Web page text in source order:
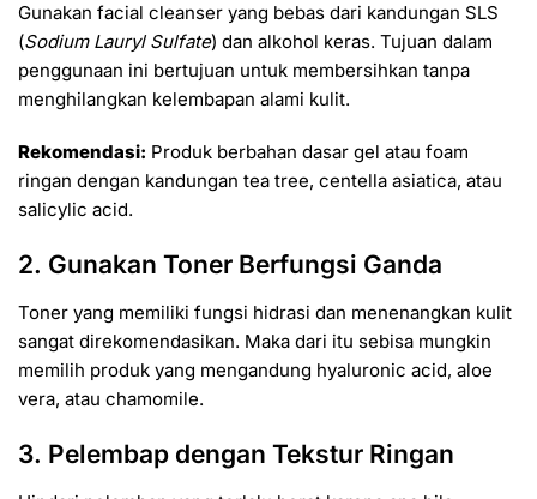
Gunakan facial cleanser yang bebas dari kandungan SLS
(Sodium Lauryl Sulfate) dan alkohol keras. Tujuan dalam
penggunaan ini bertujuan untuk membersihkan tanpa
menghilangkan kelembapan alami kulit.
Rekomendasi: Produk berbahan dasar gel atau foam
ringan dengan kandungan tea tree, centella asiatica, atau
salicylic acid.
2. Gunakan Toner Berfungsi Ganda
Toner yang memiliki fungsi hidrasi dan menenangkan kulit
sangat direkomendasikan. Maka dari itu sebisa mungkin
memilih produk yang mengandung hyaluronic acid, aloe
vera, atau chamomile.
3. Pelembap dengan Tekstur Ringan